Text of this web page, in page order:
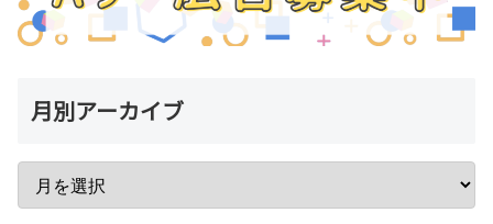
月別アーカイブ